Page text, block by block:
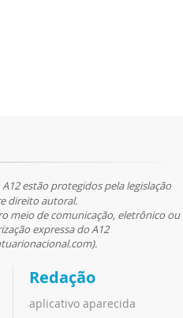
estão protegidos pela legislação
direito autoral.
meio de comunicação, eletrônico ou
expressa do A12
Redação
aplicativo aparecida